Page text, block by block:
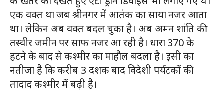
एक वक्त था जब श्रीनगर में आतंक का साया नजर आता
था। लेकिन अब वक्त बदल चुका है। अब अमन शांति की
तस्वीर जमीन पर साफ नजर आ रही है। धारा 370 के
हटने के बाद से कश्मीर का माहौल बदला है। इसी का
नतीजा है कि करीब 3 दशक बाद विदेशी पर्यटकों की
तादाद कश्मीर में बढ़ी है।